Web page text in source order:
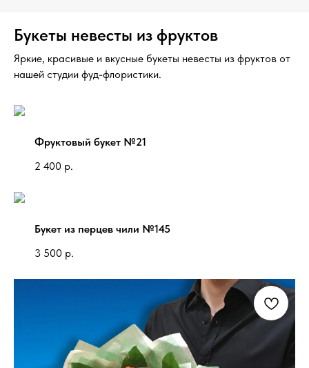
Букеты невесты из фруктов
Яркие, красивые и вкусные букеты невесты из фруктов от
нашей студии фуд-флористики.
Фруктовый букет №21
2 400 р.
Букет из перцев чили №145
3 500 р.